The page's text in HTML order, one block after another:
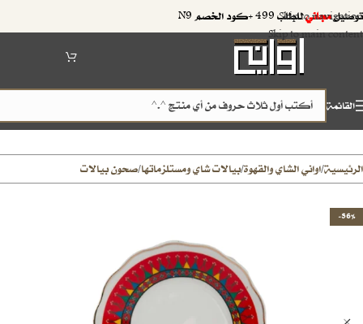
Skip to navigation
Skip to main content
توصيلمجانيللطلب 499 +كود الخصم N9
القائمة
الرئيسية/اواني الشاي والقهوة/بيالات شاي ومستلزماتها/صحون بيالات
-36%